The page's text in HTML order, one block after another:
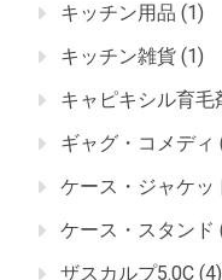
キッチン用品 (1)
キッチン雑貨 (1)
キャピキシル育毛
ギャグ・コメディ
ケース・ジャケッ
ケース・スタンド
ザスカルプ5.0C (4)